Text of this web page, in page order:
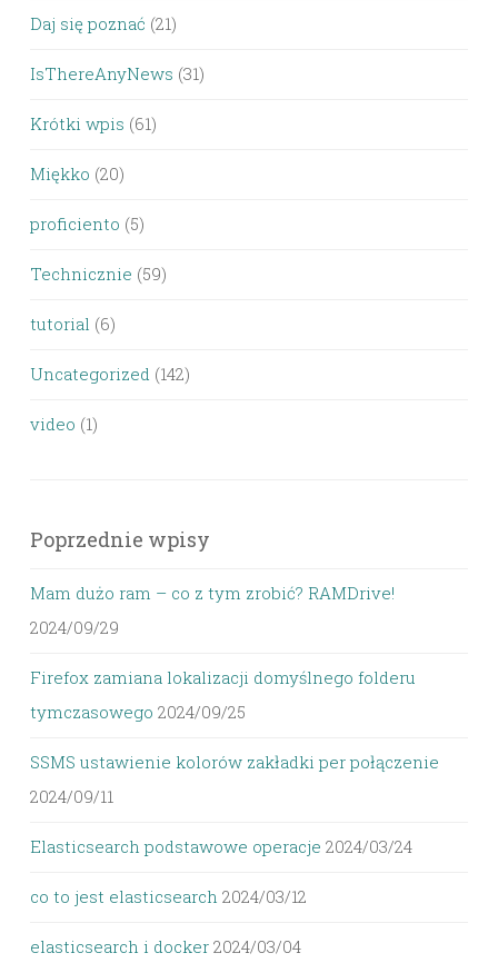
Daj się poznać (21)
IsThereAnyNews (31)
Krótki wpis (61)
Miękko (20)
proficiento (5)
Technicznie (59)
tutorial (6)
Uncategorized (142)
video (1)
Poprzednie wpisy
Mam dużo ram – co z tym zrobić? RAMDrive!
2024/09/29
Firefox zamiana lokalizacji domyślnego folderu
tymczasowego 2024/09/25
SSMS ustawienie kolorów zakładki per połączenie
2024/09/11
Elasticsearch podstawowe operacje 2024/03/24
co to jest elasticsearch 2024/03/12
elasticsearch i docker 2024/03/04